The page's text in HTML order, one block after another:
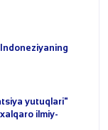
yutuqlari"
ilmiy-